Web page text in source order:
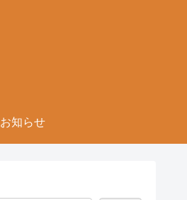
お知らせ